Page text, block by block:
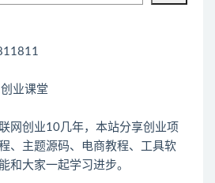
业课堂
网创业10几年，本站分享创业项
、主题源码、电商教程、工具软
和大家一起学习进步。